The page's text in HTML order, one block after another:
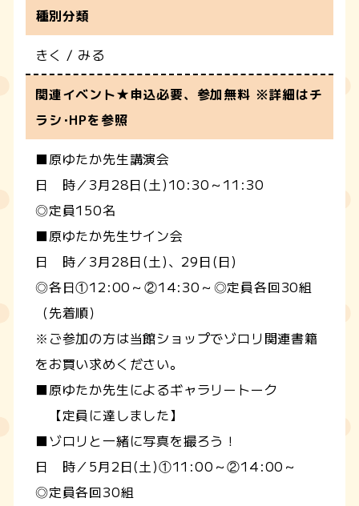
種別分類
きく / みる
関連イベント★申込必要、参加無料 ※詳細はチ
ラシ･HPを参照
■原ゆたか先生講演会
日 時／3月28日(土)10:30～11:30
◎定員150名
■原ゆたか先生サイン会
日 時／3月28日(土)、29日(日)
◎各日①12:00～②14:30～◎定員各回30組
（先着順）
※ご参加の方は当館ショップでゾロリ関連書籍
をお買い求めください。
■原ゆたか先生によるギャラリートーク
【定員に達しました】
■ゾロリと一緒に写真を撮ろう！
日 時／5月2日(土)①11:00～②14:00～
◎定員各回30組